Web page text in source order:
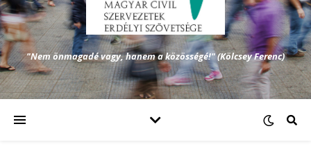
"Nem önmagadé vagy, hanem a közösségé!" (Kölcsey Ferenc)